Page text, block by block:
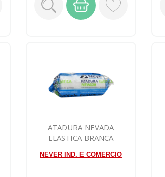
ATADURA NEVADA
ELASTICA BRANCA
NEVER IND. E COMERCIO